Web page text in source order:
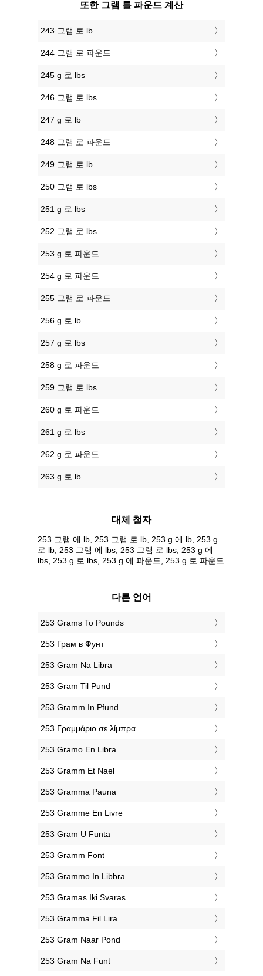
또한 그램 를 파운드 계산
243 그램 로 lb
244 그램 로 파운드
245 g 로 lbs
246 그램 로 lbs
247 g 로 lb
248 그램 로 파운드
249 그램 로 lb
250 그램 로 lbs
251 g 로 lbs
252 그램 로 lbs
253 g 로 파운드
254 g 로 파운드
255 그램 로 파운드
256 g 로 lb
257 g 로 lbs
258 g 로 파운드
259 그램 로 lbs
260 g 로 파운드
261 g 로 lbs
262 g 로 파운드
263 g 로 lb
대체 철자
253 그램 에 lb, 253 그램 로 lb, 253 g 에 lb, 253 g
로 lb, 253 그램 에 lbs, 253 그램 로 lbs, 253 g 에
lbs, 253 g 로 lbs, 253 g 에 파운드, 253 g 로 파운드
다른 언어
‎253 Grams To Pounds
‎253 Грам в Фунт
‎253 Gram Na Libra
‎253 Gram Til Pund
‎253 Gramm In Pfund
‎253 Γραμμάριο σε λίμπρα
‎253 Gramo En Libra
‎253 Gramm Et Nael
‎253 Gramma Pauna
‎253 Gramme En Livre
‎253 Gram U Funta
‎253 Gramm Font
‎253 Grammo In Libbra
‎253 Gramas Iki Svaras
‎253 Gramma Fil Lira
‎253 Gram Naar Pond
‎253 Gram Na Funt